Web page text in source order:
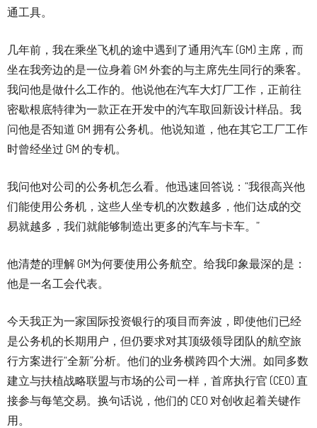
通工具。
几年前，我在乘坐飞机的途中遇到了通用汽车 (GM) 主席，而
坐在我旁边的是一位身着 GM 外套的与主席先生同行的乘客。
我问他是做什么工作的。他说他在汽车大灯厂工作，正前往
密歇根底特律为一款正在开发中的汽车取回新设计样品。我
问他是否知道 GM 拥有公务机。他说知道，他在其它工厂工作
时曾经坐过 GM 的专机。
我问他对公司的公务机怎么看。他迅速回答说：“我很高兴他
们能使用公务机，这些人坐专机的次数越多，他们达成的交
易就越多，我们就能够制造出更多的汽车与卡车。”
他清楚的理解 GM为何要使用公务航空。给我印象最深的是：
他是一名工会代表。
今天我正为一家国际投资银行的项目而奔波，即使他们已经
是公务机的长期用户，但仍要求对其顶级领导团队的航空旅
行方案进行“全新”分析。他们的业务横跨四个大洲。如同多数
建立与扶植战略联盟与市场的公司一样，首席执行官 (CEO) 直
接参与每笔交易。换句话说，他们的 CEO 对创收起着关键作
用。